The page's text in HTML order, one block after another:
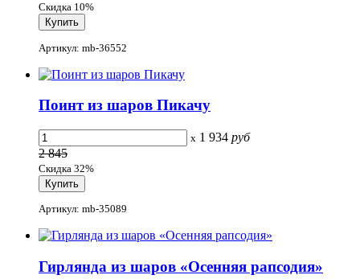
Скидка 10%
Артикул: mb-36552
Поинт из шаров Пикачу
x 1 934 руб
2 845
Скидка 32%
Артикул: mb-35089
Гирлянда из шаров «Осенняя рапсодия»